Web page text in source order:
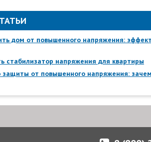
дом от повышенного напряжения:
стабилизатор напряжения для квартиры
защиты от повышенного напряжения: